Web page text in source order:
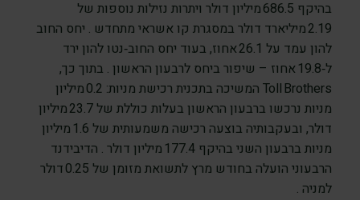
בהיקף 686.5 מיליון דולר ויתרות נזילות נוספות של
2.19 מיליארד דולר במסגרת קו אשראי מתחדש . יחס החוב
להון עמד על 26.1 אחוז, בעוד יחס החוב‑נטו להון ירד
ל‑19.8 אחוז – שיפור ביחס לרבעון הראשון . בתוך כך,
Toll Brothers המשיכה בתכנית רכישת מניות: 0.2 מיליון
מניות נרכשו ברבעון הראשון בעלות כוללת של 23.7 מיליון
דולר, ובעקבותיה בוצעה רכישה משמעותית של 1.6 מיליון
מניות ברבעון השני בהיקף 177.4 מיליון דולר . הדיבידנד
הרבעוני הועלה בחודש מרץ לתשואת מזומן של 0.25 דולר
למניה .